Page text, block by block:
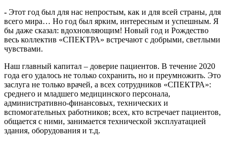
- Этот год был для нас непростым, как и для всей страны, для
всего мира… Но год был ярким, интересным и успешным. Я
бы даже сказал: вдохновляющим! Новый год и Рождество
весь коллектив «СПЕКТРА» встречают с добрыми, светлыми
чувствами.
Наш главный капитал – доверие пациентов. В течение 2020
года его удалось не только сохранить, но и преумножить. Это
заслуга не только врачей, а всех сотрудников «СПЕКТРА»:
среднего и младшего медицинского персонала,
административно-финансовых, технических и
вспомогательных работников; всех, кто встречает пациентов,
общается с ними, занимается технической эксплуатацией
здания, оборудования и т.д.